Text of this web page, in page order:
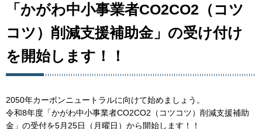
「かがわ中小事業者CO2CO2（コツ
コツ）削減支援補助金」の受け付け
を開始します！！
2050年カーボンニュートラルに向けて始めましょう。
令和8年度「かがわ中小事業者CO2CO2（コツコツ）削減支援補助
金」の受付を5月25日（月曜日）から開始します！！